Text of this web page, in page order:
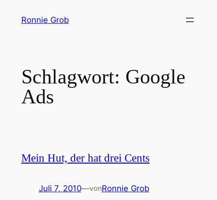
InhaltRonnie Grob
Schlagwort: Google
Ads
Mein Hut, der hat drei Cents
Juli 7, 2010—vonRonnie Grob